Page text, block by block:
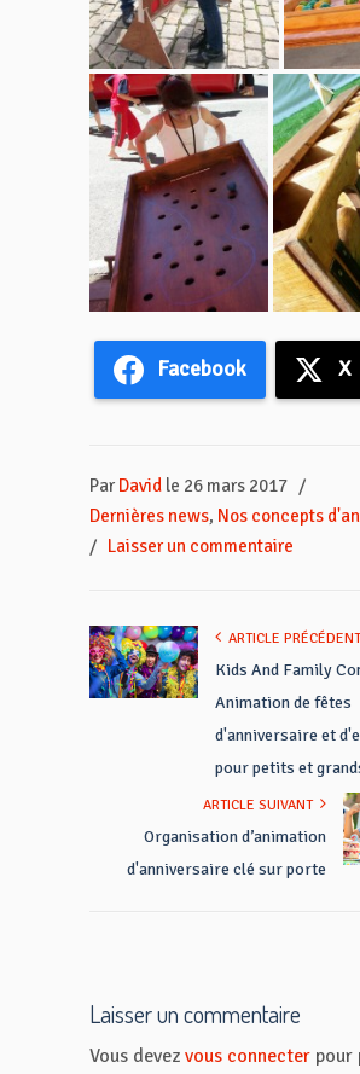
Facebook X
Par David le 26 mars 2017 /
Dernières news, Nos concepts
/ Laisser un commentaire
ARTICLE PRÉCÉDENT
Kids And Family
Animation de fêtes
d'anniversaire et
pour petits et
ARTICLE SUIVANT
Organisation d’animation
d'anniversaire clé sur porte
Laisser un commentaire
Vous devez vous connecter pour